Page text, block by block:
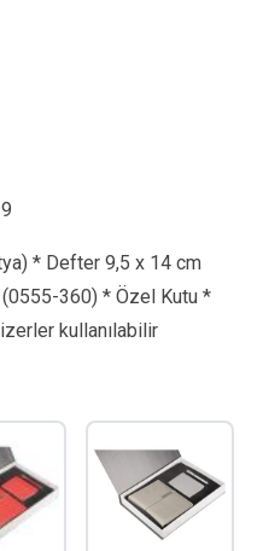
* Defter 9,5 x 14 cm
360) * Özel Kutu *
kullanılabilir